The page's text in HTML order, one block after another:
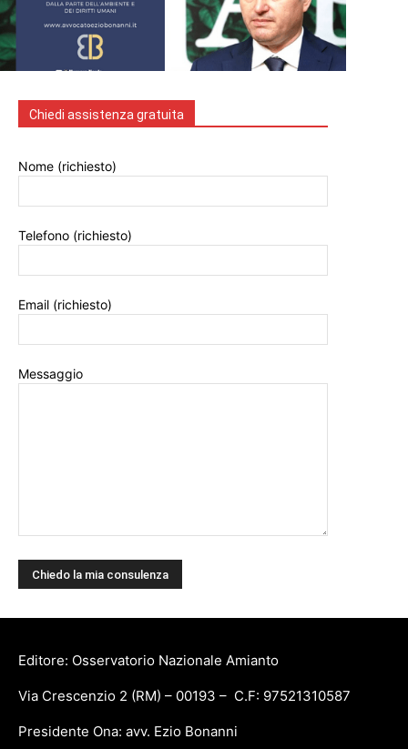
Chiedi assistenza gratuita
Nome (richiesto)
Telefono (richiesto)
Email (richiesto)
Messaggio
Editore: Osservatorio Nazionale Amianto
Via Crescenzio 2 (RM) – 00193 – C.F: 97521310587
Presidente Ona: avv. Ezio Bonanni